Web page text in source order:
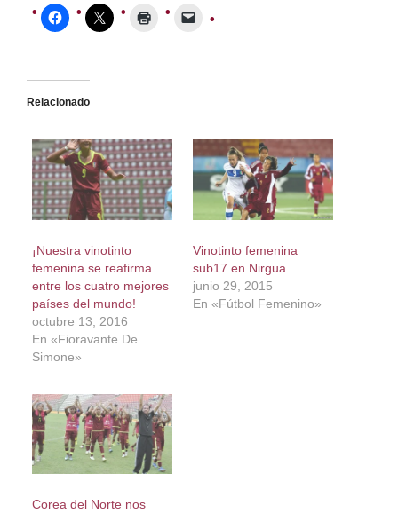
Relacionado
¡Nuestra vinotinto
femenina se reafirma
entre los cuatro mejores
países del mundo!
octubre 13, 2016
En «Fioravante De
Simone»
Vinotinto femenina
sub17 en Nirgua
junio 29, 2015
En «Fútbol Femenino»
Corea del Norte nos